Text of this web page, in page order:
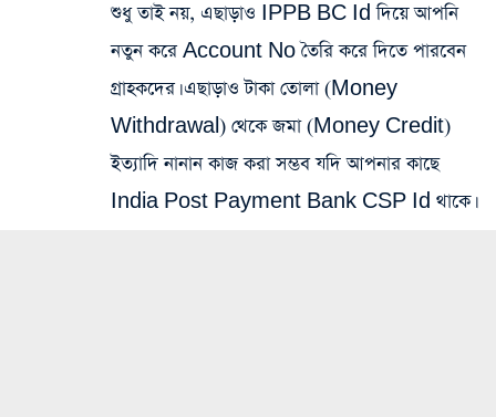
শুধু তাই নয়, এছাড়াও IPPB BC Id দিয়ে আপনি
নতুন করে Account No তৈরি করে দিতে পারবেন
গ্রাহকদের। এছাড়াও টাকা তোলা (Money
Withdrawal) থেকে জমা (Money Credit)
ইত্যাদি নানান কাজ করা সম্ভব যদি আপনার কাছে
India Post Payment Bank CSP Id থাকে।